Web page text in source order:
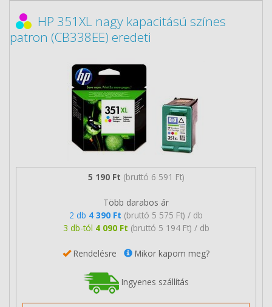
HP 351XL nagy kapacitású színes
patron (CB338EE) eredeti
5 190 Ft (bruttó 6 591 Ft)
Több darabos ár
2 db 4 390 Ft (bruttó 5 575 Ft) / db
3 db-tól 4 090 Ft (bruttó 5 194 Ft) / db
Rendelésre Mikor kapom meg?
Ingyenes szállítás